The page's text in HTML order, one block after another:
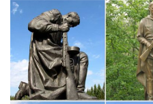
года собака принесет удачу
начинаниях!
Купить символ 2018 года
Огромный выбор символов
и кукол к рождеству и новому
магазина в